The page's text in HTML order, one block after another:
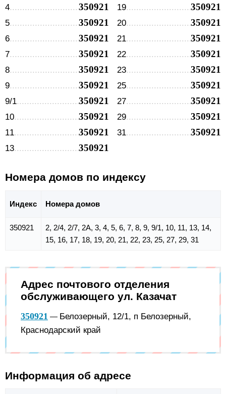
4 350921
5 350921
6 350921
7 350921
8 350921
9 350921
9/1 350921
10 350921
11 350921
13 350921
19 350921
20 350921
21 350921
22 350921
23 350921
25 350921
27 350921
29 350921
31 350921
Номера домов по индексу
Индекс Номера домов
350921
2, 2/4, 2/7, 2А, 3, 4, 5, 6, 7, 8, 9, 9/1, 10, 11, 13, 14,
15, 16, 17, 18, 19, 20, 21, 22, 23, 25, 27, 29, 31
Адрес почтового отделения
обслуживающего ул. Казачат
350921 — Белозерный, 12/1, п Белозерный,
Краснодарский край
Информация об адресе